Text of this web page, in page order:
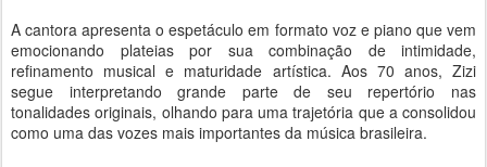
A cantora apresenta o espetáculo em formato voz e piano que vem
emocionando plateias por sua combinação de intimidade,
refinamento musical e maturidade artística. Aos 70 anos, Zizi
segue interpretando grande parte de seu repertório nas
tonalidades originais, olhando para uma trajetória que a consolidou
como uma das vozes mais importantes da música brasileira.